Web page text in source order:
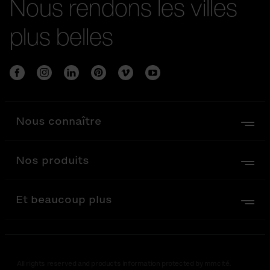
Nous rendons les villes
plus belles
Nous connaître
Nos produits
Et beaucoup plus